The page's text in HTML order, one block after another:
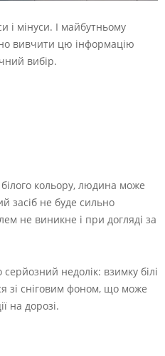
і мінуси. І майбутньому
вивчити цю інформацію
вибір.
кольору, людина може
засіб не буде сильно
не виникне і при догляді за
недолік: взимку білі
зі сніговим фоном, що може
на дорозі.